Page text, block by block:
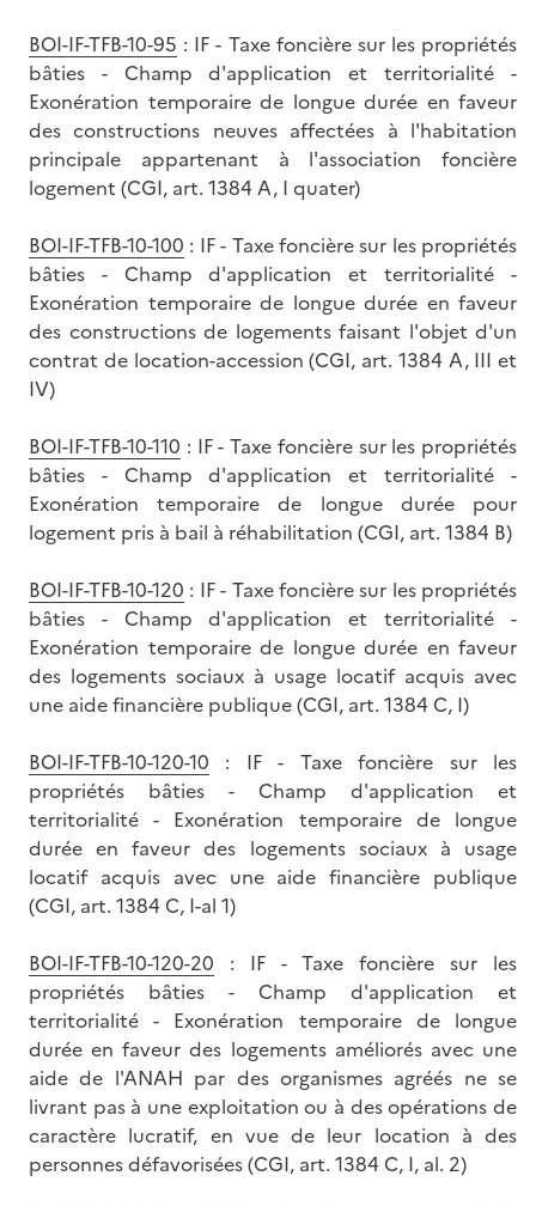
BOI-IF-TFB-10-95 : IF - Taxe foncière sur les propriétés
bâties - Champ d'application et territorialité -
Exonération temporaire de longue durée en faveur
des constructions neuves affectées à l'habitation
principale appartenant à l'association foncière
logement (CGI, art. 1384 A, I quater)
BOI-IF-TFB-10-100 : IF - Taxe foncière sur les propriétés
bâties - Champ d'application et territorialité -
Exonération temporaire de longue durée en faveur
des constructions de logements faisant l'objet d'un
contrat de location-accession (CGI, art. 1384 A, III et
IV)
BOI-IF-TFB-10-110 : IF - Taxe foncière sur les propriétés
bâties - Champ d'application et territorialité -
Exonération temporaire de longue durée pour
logement pris à bail à réhabilitation (CGI, art. 1384 B)
BOI-IF-TFB-10-120 : IF - Taxe foncière sur les propriétés
bâties - Champ d'application et territorialité -
Exonération temporaire de longue durée en faveur
des logements sociaux à usage locatif acquis avec
une aide financière publique (CGI, art. 1384 C, I)
BOI-IF-TFB-10-120-10 : IF - Taxe foncière sur les
propriétés bâties - Champ d'application et
territorialité - Exonération temporaire de longue
durée en faveur des logements sociaux à usage
locatif acquis avec une aide financière publique
(CGI, art. 1384 C, I-al 1)
BOI-IF-TFB-10-120-20 : IF - Taxe foncière sur les
propriétés bâties - Champ d'application et
territorialité - Exonération temporaire de longue
durée en faveur des logements améliorés avec une
aide de l'ANAH par des organismes agréés ne se
livrant pas à une exploitation ou à des opérations de
caractère lucratif, en vue de leur location à des
personnes défavorisées (CGI, art. 1384 C, I, al. 2)